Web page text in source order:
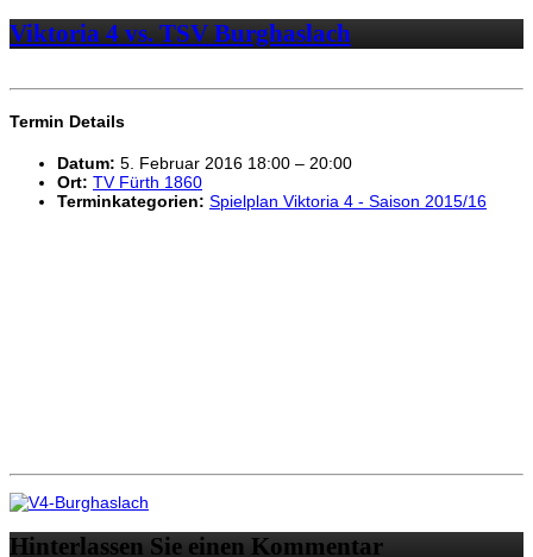
Viktoria 4 vs. TSV Burghaslach
Termin Details
Datum: 5. Februar 2016 18:00 – 20:00
Ort: TV Fürth 1860
Terminkategorien: Spielplan Viktoria 4 - Saison 2015/16
Hinterlassen Sie einen Kommentar